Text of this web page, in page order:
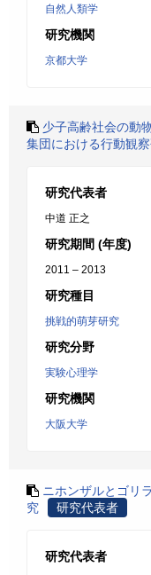
自然人類学
研究機関
京都大学
少子高齢社会の動
集団における行動観
研究代表者
中道 正之
研究期間 (年度)
2011 – 2013
研究種目
挑戦的萌芽研究
研究分野
実験心理学
研究機関
大阪大学
ニホンザルとゴリ
究
研究代表者
研究代表者